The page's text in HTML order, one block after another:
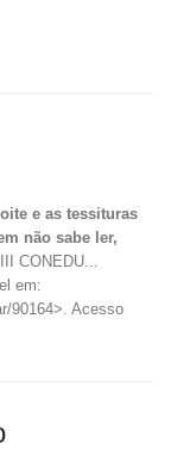
e as tessituras
não sabe ler,
CONEDU...
em:
90164>. Acesso